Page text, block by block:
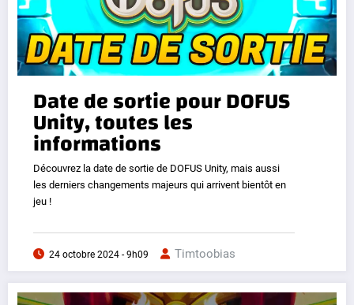
Date de sortie pour DOFUS
Unity, toutes les
informations
Découvrez la date de sortie de DOFUS Unity, mais aussi
les derniers changements majeurs qui arrivent bientôt en
jeu !
24 octobre 2024 - 9h09 Timtoobias